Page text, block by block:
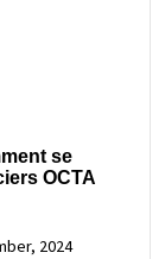
se
OCTA
2024